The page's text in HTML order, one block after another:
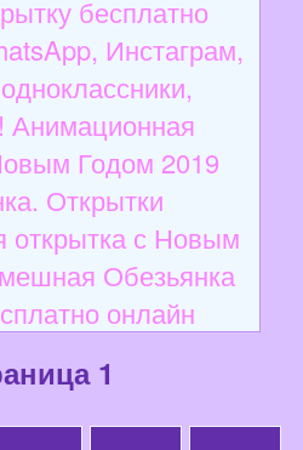
бесплатно
Инстаграм,
Анимационная
Годом 2019
Открытки
открытка с Новым
Обезьянка
онлайн
1